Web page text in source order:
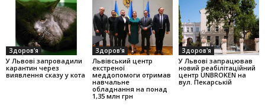
Здоров'я
У Львові запровадили
карантин через
виявлення сказу у кота
Здоров'я
Львівський центр
екстреної
меддопомоги отримав
навчальне
обладнання на понад
1,35 млн грн
Здоров'я
У Львові запрацював
новий реабілітаційний
центр UNBROKEN на
вул. Пекарській